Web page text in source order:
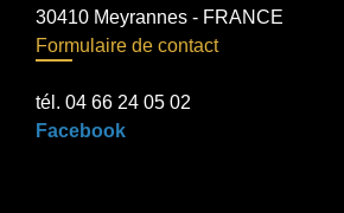
30410 Meyrannes - FRANCE
Formulaire de contact
tél. 04 66 24 05 02
Facebook